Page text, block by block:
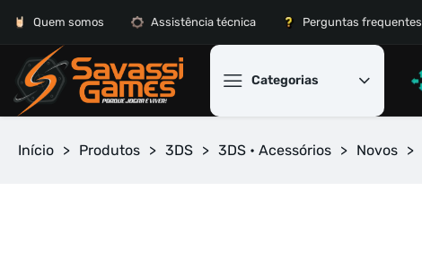
Quem somos Assistência técnica Perguntas frequentes
Categorias
Início > Produtos > 3DS > 3DS • Acessórios > Novos >